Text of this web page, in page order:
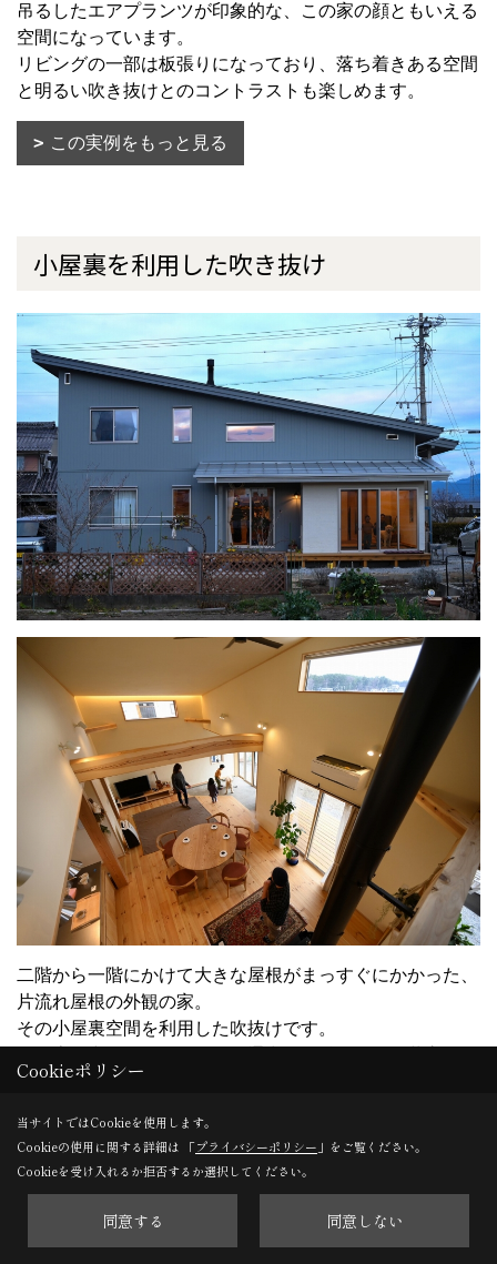
吊るしたエアプランツが印象的な、この家の顔ともいえる
空間になっています。
リビングの一部は板張りになっており、落ち着きある空間
と明るい吹き抜けとのコントラストも楽しめます。
この実例をもっと見る
小屋裏を利用した吹き抜け
二階から一階にかけて大きな屋根がまっすぐにかかった、
片流れ屋根の外観の家。
その小屋裏空間を利用した吹抜けです。
えられるため、伸びやかさと程よい落ち着き感を両立する
中央に渡った太鼓梁（木材の左右だけを削り落とし、上下
は丸太の丸みを残した梁）の存在感が映えますね。
この実例をもっと見る
Cookieポリシー
当サイトではCookieを使用します。
Cookieの使用に関する詳細は 「プライバシーポリシー 」をご覧ください。
Cookieを受け入れるか拒否するか選択してください。
同意する 同意しない